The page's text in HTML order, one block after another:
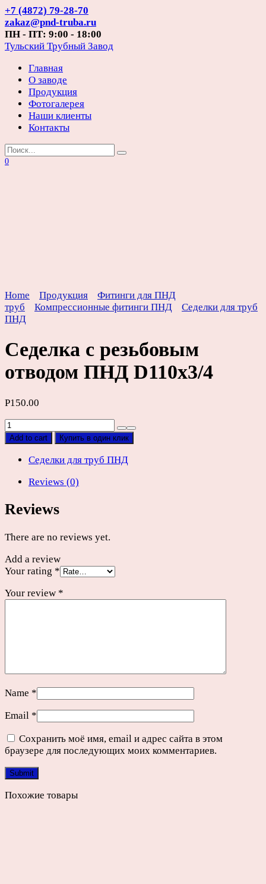
Перейти
к
содержанию
+7 (4872) 79-28-70
zakaz@pnd-truba.ru
ПН - ПТ: 9:00 - 18:00
Тульский Трубный Завод
Главная
О заводе
Продукция
Фотогалерея
Наши клиенты
Контакты
Search
for:
0
Home Продукция
Фитинги для ПНД
труб
Компрессионные фитинги ПНД
Седелки для труб
ПНД
Седелка с резьбовым
отводом ПНД D110х3/4
Р150.00
Седелка
с
отводом
D110х3/4
Add to cart Купить в один клик
Седелки для труб ПНД
Reviews (0)
Reviews
There are no reviews yet.
Add a review
Your rating *
Your review *
Name *
Email *
Сохранить моё имя, email и адрес сайта в этом
браузере для последующих моих комментариев.
Похожие товары